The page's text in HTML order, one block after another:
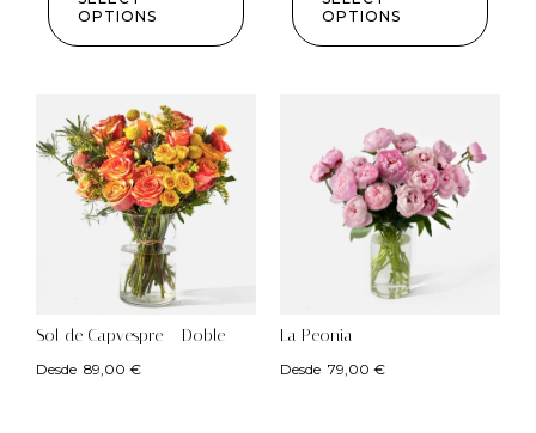
OPTIONS
OPTIONS
Sol de Capvespre – Doble
Desde 89,00 €
La Peonia
Desde 79,00 €